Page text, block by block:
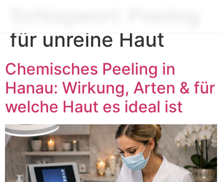
für unreine Haut
Chemisches Peeling in
Hanau: Wirkung, Arten & für
welche Haut es ideal ist